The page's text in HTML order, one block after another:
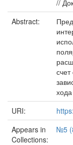
//
Abstract:
URI:
Appears in
Collections:
№5